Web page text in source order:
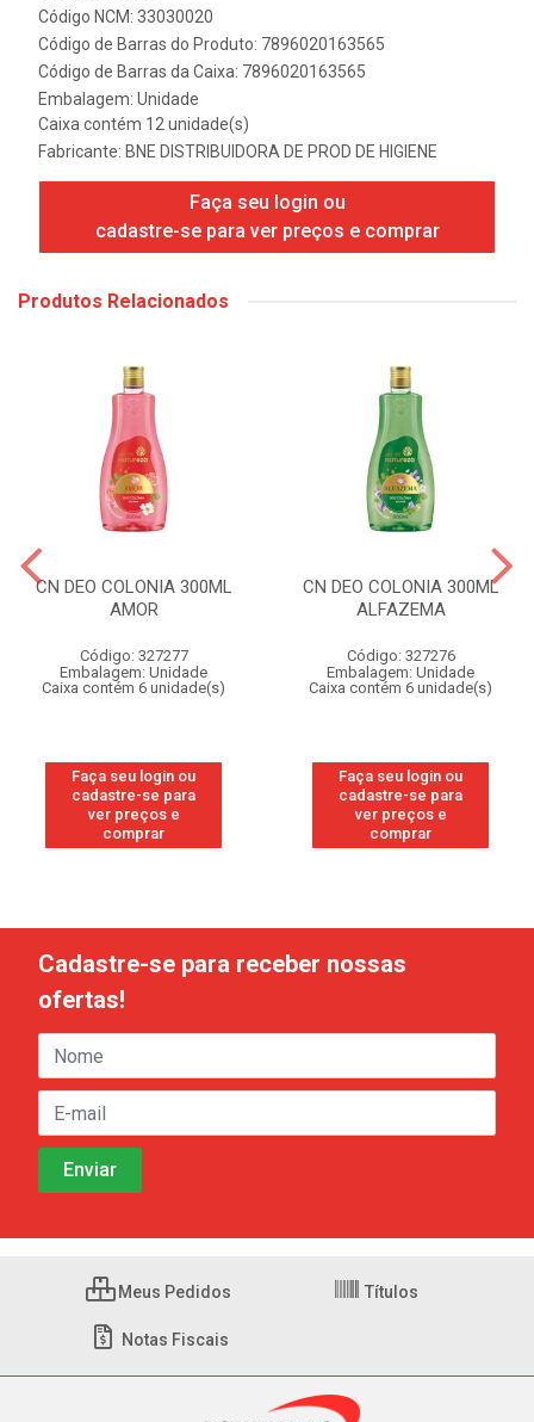
Código NCM: 33030020
Código de Barras do Produto: 7896020163565
Código de Barras da Caixa: 7896020163565
Embalagem: Unidade
Caixa contém 12 unidade(s)
Fabricante: BNE DISTRIBUIDORA DE PROD DE HIGIENE
Faça seu login ou
cadastre-se para ver preços e comprar
Produtos Relacionados
CN DEO COLONIA 300ML
AMOR
Código: 327277
Embalagem: Unidade
Caixa contém 6 unidade(s)
Faça seu login ou
cadastre-se para
ver preços e
comprar
CN DEO COLONIA 300ML
ALFAZEMA
Código: 327276
Embalagem: Unidade
Caixa contém 6 unidade(s)
Faça seu login ou
cadastre-se para
ver preços e
comprar
Cadastre-se para receber nossas
ofertas!
Meus Pedidos Títulos
Notas Fiscais